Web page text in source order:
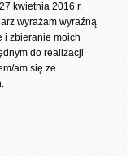
kwietnia 2016 r.
wyrażam wyraźną
i zbieranie moich
do realizacji
am się ze